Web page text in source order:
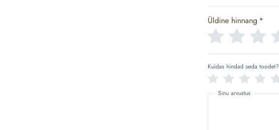
Üldine hinnang *
Kuidas hindad seda toodet?
Sinu arvustus